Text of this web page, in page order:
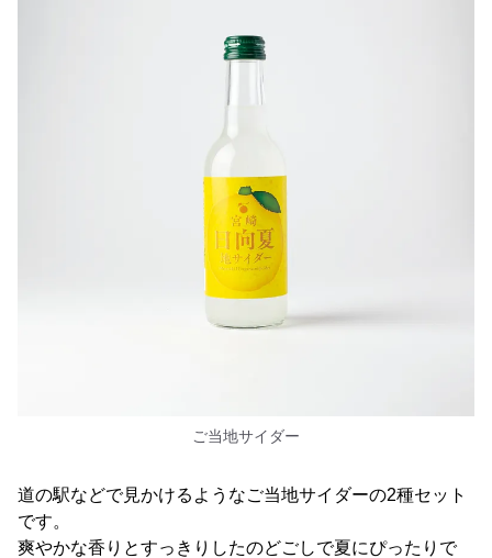
ご当地サイダー
道の駅などで見かけるようなご当地サイダーの2種セット
です。
爽やかな香りとすっきりしたのどごしで夏にぴったりで